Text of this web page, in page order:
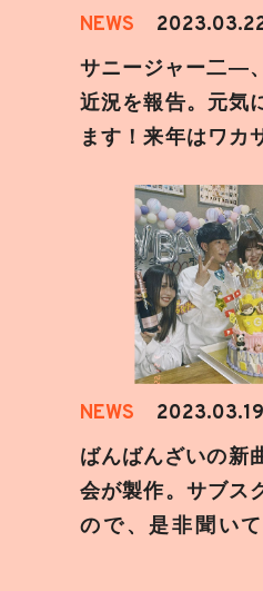
NEWS
サニージャー二―
近況を報告。元気
ます！来年はワカ
NEWS 2023.03.19
ばんばんざいの新
会が製作。サブス
ので、是非聞い